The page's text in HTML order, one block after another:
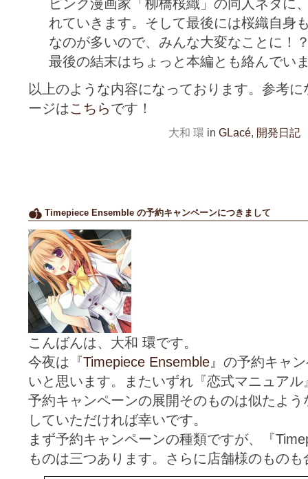
ピンク漫画家「柳橋桜織」の同人ネタに
れていきます。そして最後には桜織自
なのが多いので、みんな大変なことに！
最後の結末はちょっと本編とも絡んでい
以上のような内容になっております。参考
ージはこちらです！
大和 環 in GLacé, 開発日記
Timepiece Ensemble の予約キャンペーンにつきまして
こんばんは、大和 環です。
今夜は『Timepiece Ensemble 』の予約キャ
いと思います。またいずれ『恋式マニュア
予約キャンペーンの展開そのものは似たよ
していただければ幸いです。
まず予約キャンペーンの種類ですが、『
ものは三つあります。さらに店舗様のもの